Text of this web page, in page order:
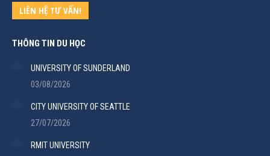
LIÊN HỆ TƯ VẤN!
THÔNG TIN DU HỌC
UNIVERSITY OF SUNDERLAND
03/08/2026
CITY UNIVERSITY OF SEATTLE
27/07/2026
RMIT UNIVERSITY